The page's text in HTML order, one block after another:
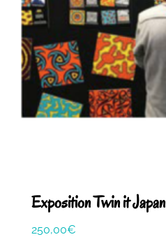
Exposition Twin it Japan
250,00€